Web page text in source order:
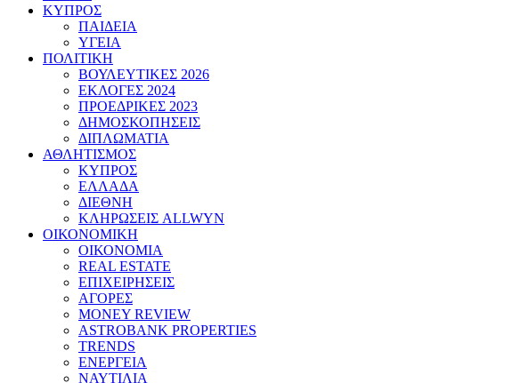
ΚΥΠΡΟΣ
ΠΑΙΔΕΙΑ
ΥΓΕΙΑ
ΠΟΛΙΤΙΚΗ
ΒΟΥΛΕΥΤΙΚΕΣ 2026
ΕΚΛΟΓΕΣ 2024
ΠΡΟΕΔΡΙΚΕΣ 2023
ΔΗΜΟΣΚΟΠΗΣΕΙΣ
ΔΙΠΛΩΜΑΤΙΑ
ΑΘΛΗΤΙΣΜΟΣ
ΚΥΠΡΟΣ
ΕΛΛΑΔΑ
ΔΙΕΘΝΗ
ΚΛΗΡΩΣΕΙΣ ALLWYN
ΟΙΚΟΝΟΜΙΚΗ
ΟΙΚΟΝΟΜΙΑ
REAL ESTATE
ΕΠΙΧΕΙΡΗΣΕΙΣ
ΑΓΟΡΕΣ
MONEY REVIEW
ASTROBANK PROPERTIES
TRENDS
ΕΝΕΡΓΕΙΑ
ΝΑΥΤΙΛΙΑ